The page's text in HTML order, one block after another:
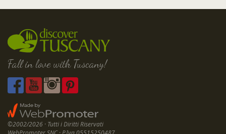
Fall in love with Tuscany!
©2002/2026 · Tutti i Diritti Riservati